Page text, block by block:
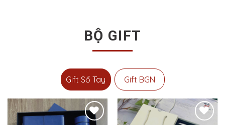
BỘ GIFT
Gift Sổ Tay Gift BGN